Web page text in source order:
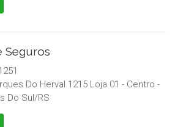
Seguros
Do Herval 1215 Loja 01 - Centro -
Do Sul/RS